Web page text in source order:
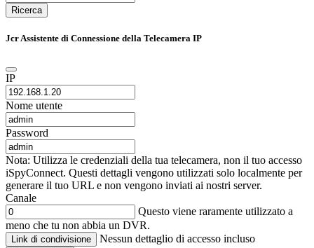
Ricerca
Jcr Assistente di Connessione della Telecamera IP
IP
Nome utente
Password
Nota: Utilizza le credenziali della tua telecamera, non il tuo accesso
iSpyConnect. Questi dettagli vengono utilizzati solo localmente per
generare il tuo URL e non vengono inviati ai nostri server.
Canale
Questo viene raramente utilizzato a
meno che tu non abbia un DVR.
Link di condivisione Nessun dettaglio di accesso incluso